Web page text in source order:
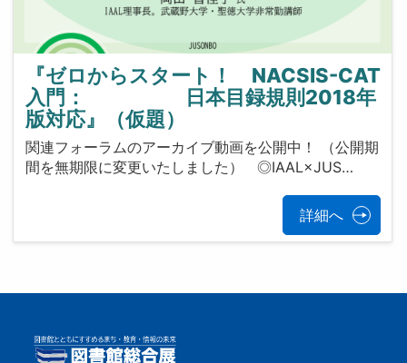
『ゼロからスタート！ NACSIS-CAT
入門： 日本目録規則2018年
版対応』（仮題）
関連フォーラムのアーカイブ動画を公開中！ （公開期
間を無期限に変更いたしました） ◎IAAL×JUS…
詳細へ